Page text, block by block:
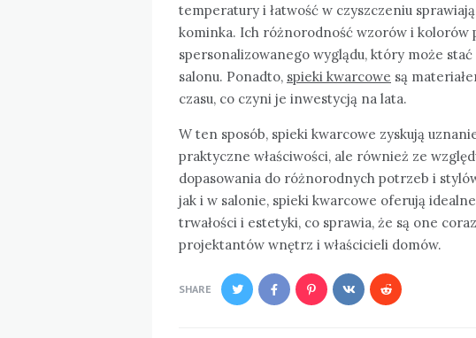
temperatury i łatwość w czyszczeniu
kominka. Ich różnorodność wzorów i kolorów
spersonalizowanego wyglądu, który może
salonu. Ponadto, spieki kwarcowe są
czasu, co czyni je inwestycją na lata.
W ten sposób, spieki kwarcowe zyskują
praktyczne właściwości, ale również ze
dopasowania do różnorodnych potrzeb i
jak i w salonie, spieki kwarcowe oferują
trwałości i estetyki, co sprawia, że są one
projektantów wnętrz i właścicieli domów.
SHARE